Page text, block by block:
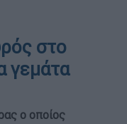
στο
γεμάτα
ο οποίος